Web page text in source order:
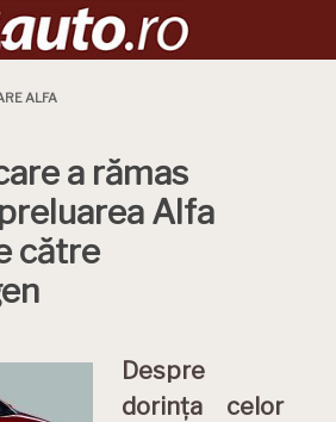
ALFA
a rămas
Alfa
către
Despre
dorința celor